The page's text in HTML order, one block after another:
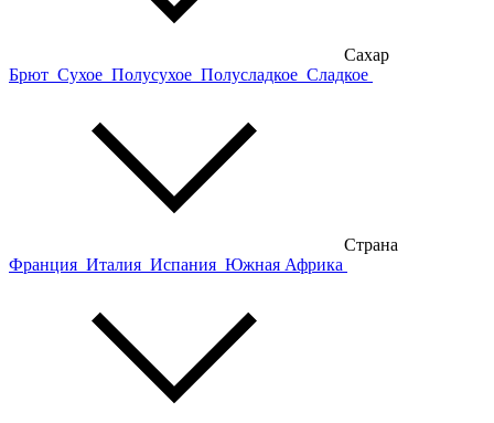
Сахар
Брют Сухое Полусухое Полусладкое Сладкое
Страна
Франция Италия Испания Южная Африка